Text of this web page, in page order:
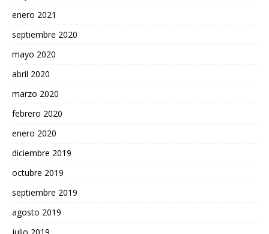
enero 2021
septiembre 2020
mayo 2020
abril 2020
marzo 2020
febrero 2020
enero 2020
diciembre 2019
octubre 2019
septiembre 2019
agosto 2019